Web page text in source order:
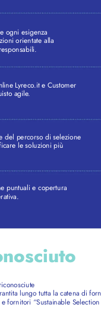
ogni esigenza
orientate alla
esponsabili.
del percorso di selezione
le soluzioni più
Lyreco .it e Customer
agile.
puntuali e copertura
lungo tutta la catena di
fornitori “Sustainable